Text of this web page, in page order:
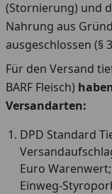
(Stornierung) und
Nahrung aus
ausgeschlossen (§
Für den Versand
BARF Fleisch)
Versandarten:
DPD Standard
Euro
Einweg-